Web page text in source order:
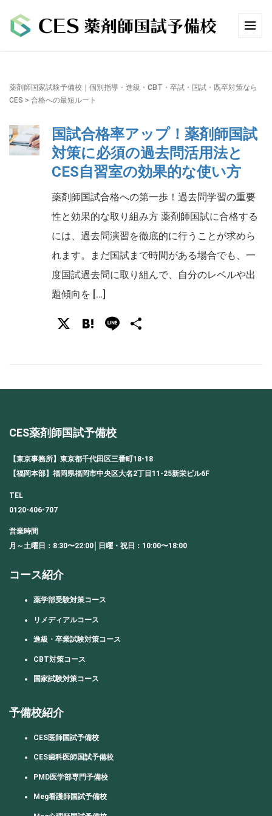
薬剤師国家試験予備校｜個別指導・進級・CBT・卒試・国試・既卒対策なら
CES > 合格への最短ルート
国試合格率アップ！薬剤師国試
対策に必須の過去問活用法と
CES自習室の効果的な使い方
薬剤師国試合格への第一歩！過去問学習の重要
性と効果的な取り組み方 薬剤師国試に合格する
には、過去問演習を徹底的に行うことが求めら
れます。まだ国試まで時間がある場合でも、一
度国試過去問に取り組んで、自分のレベルや出
題傾向を […]
X Hatena
Line
CES薬剤師国試予備校
【東京事務所】東京都千代田区三番町18-18
【福岡本部】福岡県福岡市中央区大名2丁目11-25新栄ビル6F
TEL
0120-406-707
営業時間
月～土曜日：8:30〜22:00│日曜・祝日：10:00〜18:00
コース紹介
薬学部受験対策コース
リメディアルコース
進級・卒業試験対策コース
CBT対策コース
国家試験対策コース
予備校紹介
CES医師国試予備校
CES歯科医師国試予備校
PMD医学部専門予備校
Meg看護師国試予備校